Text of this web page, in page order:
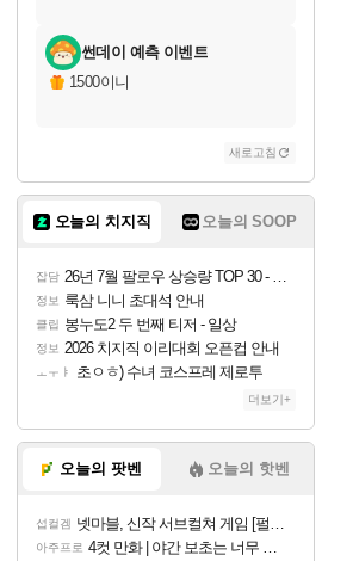
썬데이 예측 이벤트
1500이니
새로고침
오늘의 치지직 오늘의 SOOP
잡담 26년 7월 팔로우 상승량 TOP 30 - 월간 치지직
정보 룩삼 니니 초대석 안내
클립 봉누도2 두 번째 티저 - 일상
정보 2026 치지직 이리대회 오픈컵 안내
ㅗㅜㅑ 초ㅇㅎ) 수녀 코스프레 제로투
더보기+
오늘의 팟벤 오늘의 핫벤
섭컬겜 넷마블, 신작 서브컬쳐 게임 [펄 인 블루] 티저 사이트 오픈
아주프로 4컷 만화 | 야간 보초는 너무 힘들어